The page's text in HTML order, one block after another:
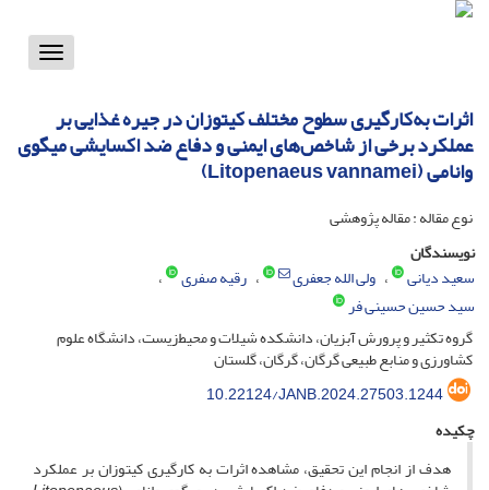
Toggle
اثرات به‌کارگیری سطوح مختلف کیتوزان در جیره غذایی بر
عملکرد برخی از شاخص‌های ایمنی و دفاع ضد اکسایشی میگوی
وانامی (Litopenaeus vannamei)
نوع مقاله : مقاله پژوهشی
نویسندگان
سعید دیانی
ولی الله جعفری
رقیه صفری
سید حسین حسینی فر
گروه تکثیر و پرورش آبزیان، دانشکده شیلات و محیط‌زیست، دانشگاه علوم
کشاورزی و منابع طبیعی گرگان، گرگان، گلستان
10.22124/JANB.2024.27503.1244
چکیده
هدف از انجام این تحقیق، مشاهده اثرات به کارگیری کیتوزان بر عملکرد